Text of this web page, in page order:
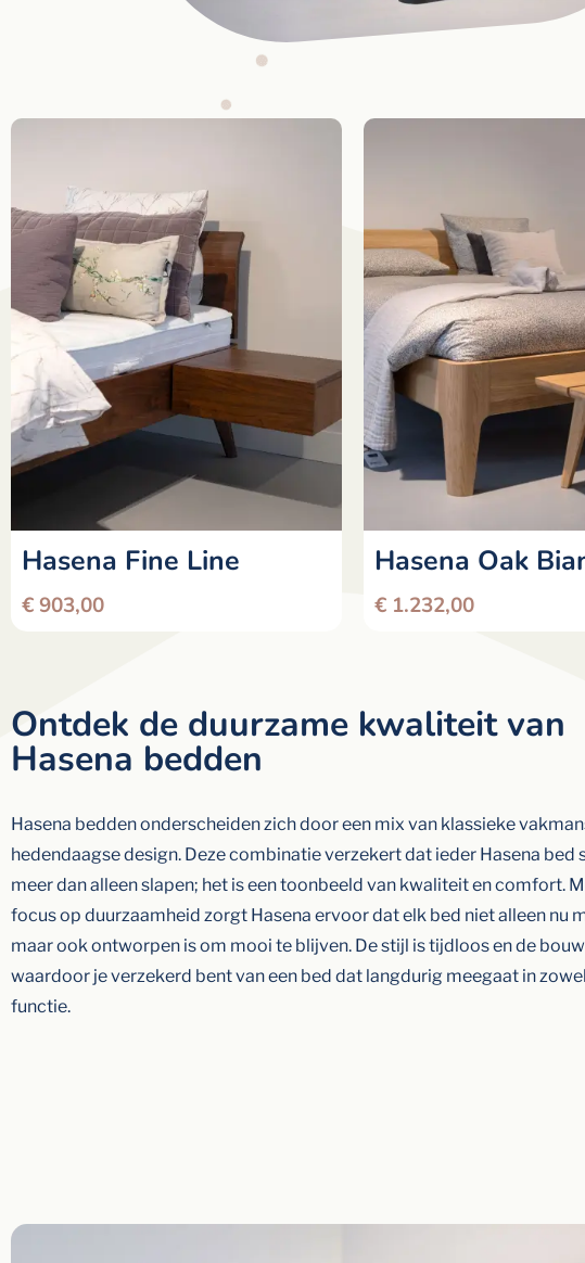
Hasena Fine Line
€903,00
Hasena Oak
€ 1.232,00
Ontdek de duurzame kwaliteit van
Hasena bedden
Hasena bedden onderscheiden zich door een mix van klassieke
hedendaagse design. Deze combinatie verzekert dat ieder Hasena bed
meer dan alleen slapen; het is een toonbeeld van kwaliteit en comfort.
focus op duurzaamheid zorgt Hasena ervoor dat elk bed niet alleen nu
maar ook ontworpen is om mooi te blijven. De stijl is tijdloos en de
waardoor je verzekerd bent van een bed dat langdurig meegaat in
functie.